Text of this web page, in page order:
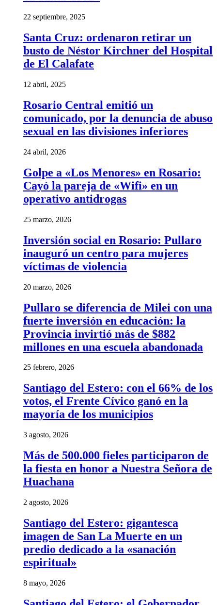
22 septiembre, 2025
Santa Cruz: ordenaron retirar un
busto de Néstor Kirchner del Hospital
de El Calafate
12 abril, 2025
Rosario Central emitió un
comunicado, por la denuncia de abuso
sexual en las divisiones inferiores
24 abril, 2026
Golpe a «Los Menores» en Rosario:
Cayó la pareja de «Wifi» en un
operativo antidrogas
25 marzo, 2026
Inversión social en Rosario: Pullaro
inauguró un centro para mujeres
víctimas de violencia
20 marzo, 2026
Pullaro se diferencia de Milei con una
fuerte inversión en educación: la
Provincia invirtió más de $882
millones en una escuela abandonada
25 febrero, 2026
Santiago del Estero: con el 66% de los
votos, el Frente Cívico ganó en la
mayoría de los municipios
3 agosto, 2026
Más de 500.000 fieles participaron de
la fiesta en honor a Nuestra Señora de
Huachana
2 agosto, 2026
Santiago del Estero: gigantesca
imagen de San La Muerte en un
predio dedicado a la «sanación
espiritual»
8 mayo, 2026